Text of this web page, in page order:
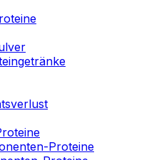
Proteine